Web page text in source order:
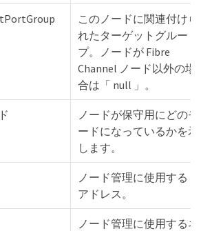
このノードに関連付けら
れたターゲットグルー
プ。ノードが Fibre
Channel ノード以外の場
合は「 null 」。
ノードが保守用にどのモ
ードになっているかを示
します。
ノード管理に使用する IP
アドレス。
ノード管理に使用するネ